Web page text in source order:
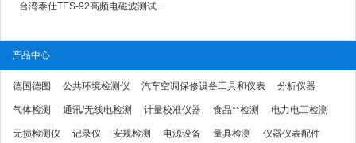
台湾泰仕TES-92高频电磁波测试计TES-92
产品中心
德国德图 公共环境检测仪 汽车空调保修设备工具和仪表 分析仪器
气体检测 通讯/无线电检测 计量校准仪器 食品**检测 电力电工检测
无损检测仪 记录仪 安规检测 电源设备 量具检测 仪器仪表配件